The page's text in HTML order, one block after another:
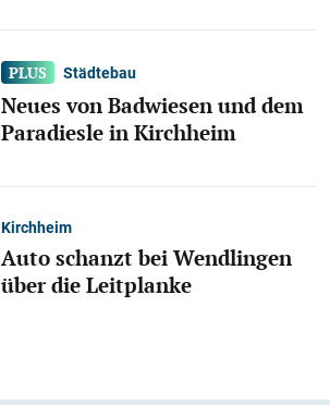
Städtebau
Neues von Badwiesen und dem
Paradiesle in Kirchheim
Kirchheim
Auto schanzt bei Wendlingen
über die Leitplanke